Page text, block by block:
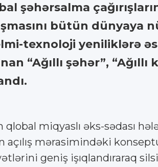
şəhərsalma
bütün
texnoloji yeniliklərə
“Ağıllı şəhər”, “Ağıllı
miqyaslı əks-sədası
mərasimindəki
geniş işıqlandıraraq